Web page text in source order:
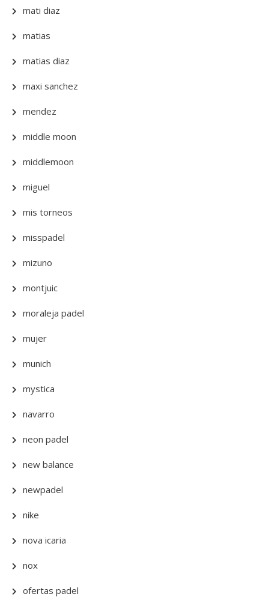
mati diaz
matias
matias diaz
maxi sanchez
mendez
middle moon
middlemoon
miguel
mis torneos
misspadel
mizuno
montjuic
moraleja padel
mujer
munich
mystica
navarro
neon padel
new balance
newpadel
nike
nova icaria
nox
ofertas padel